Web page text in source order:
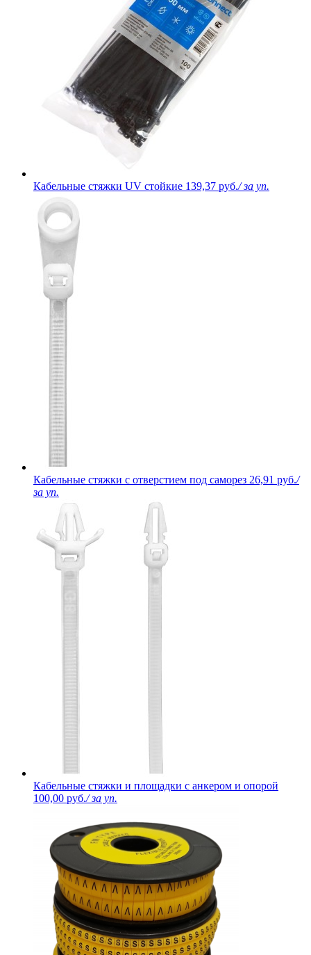
Кабельные стяжки UV стойкие 139,37 руб./ за уп.
Кабельные стяжки с отверстием под саморез 26,91 руб./
за уп.
Кабельные стяжки и площадки с анкером и опорой
100,00 руб./ за уп.